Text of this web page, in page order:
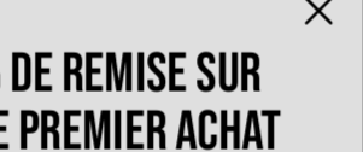
de remise sur
achat